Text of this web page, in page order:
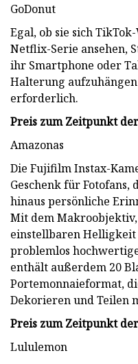
GoDonut
Egal, ob sie sich
Netflix-Serie ansehen,
ihr Smartphone oder
Halterung
erforderlich.
Preis zum Zeitpunkt
Amazonas
Die Fujifilm Instax-
Geschenk für
hinaus persönliche
Mit dem
einstellbaren Helligkeit
problemlos
enthält außerdem 20
Portemonnaieformat,
Dekorieren und Teilen
Preis zum Zeitpunkt
Lululemon